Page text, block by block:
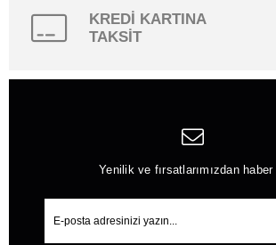
KREDİ KARTINA
TAKSİT
Yenilik ve fırsatlarımızdan haber